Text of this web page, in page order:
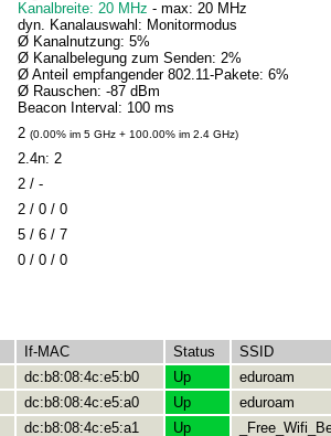
Kanalbreite: 20 MHz - max: 20 MHz
dyn. Kanalauswahl: Monitormodus
Ø Kanalnutzung: 5%
Ø Kanalbelegung zum Senden: 2%
Ø Anteil empfangender 802.11-Pakete: 6%
Ø Rauschen: -87 dBm
Beacon Interval: 100 ms
2 (0.00% im 5 GHz + 100.00% im 2.4 GHz)
2.4n: 2
2 / -
2 / 0 / 0
5 / 6 / 7
0 / 0 / 0
If-MAC Status SSID
dc:b8:08:4c:e5:b0 Up
eduroam
dc:b8:08:4c:e5:a0 Up
eduroam
dc:b8:08:4c:e5:a1 Up